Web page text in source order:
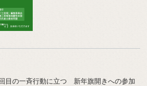
目の一斉行動に立つ 新年旗開きへの参加